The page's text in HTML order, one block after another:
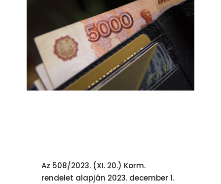
Az 508/2023. (XI. 20.) Korm.
rendelet alapján 2023. december 1.